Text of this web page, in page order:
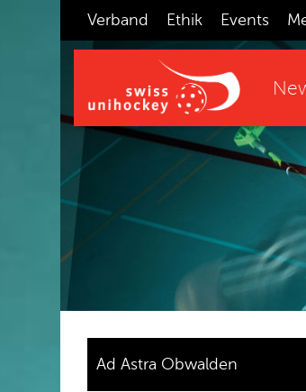
Verband Ethik Events
Ad Astra Obwalden